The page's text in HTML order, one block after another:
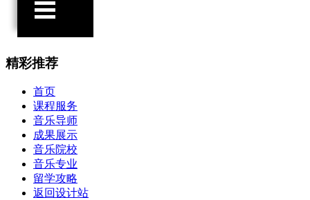
精彩推荐
首页
课程服务
音乐导师
成果展示
音乐院校
音乐专业
留学攻略
返回设计站